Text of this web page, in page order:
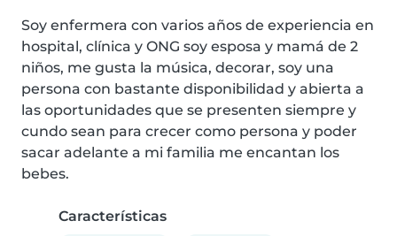
Soy enfermera con varios años de experiencia en
hospital, clínica y ONG soy esposa y mamá de 2
niños, me gusta la música, decorar, soy una
persona con bastante disponibilidad y abierta a
las oportunidades que se presenten siempre y
cundo sean para crecer como persona y poder
sacar adelante a mi familia me encantan los
bebes.
Características